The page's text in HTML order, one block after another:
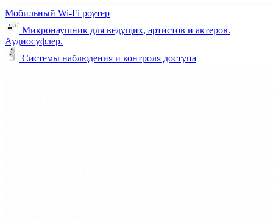
Мобильный Wi-Fi роутер
Микронаушник для ведущих, артистов и актеров.
Аудиосуфлер.
Системы наблюдения и контроля доступа